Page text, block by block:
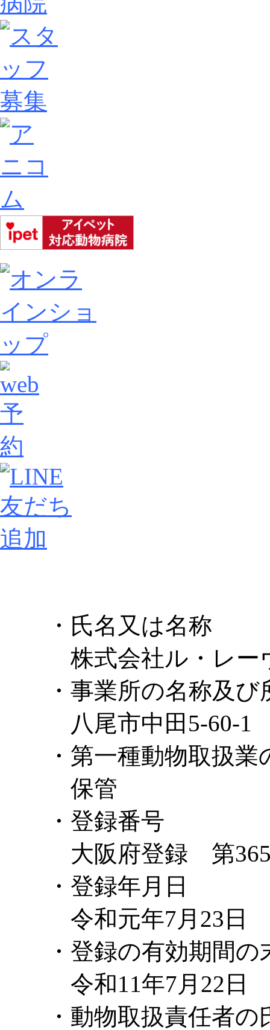
・氏名又は名称
株式会社ル・レー
・事業所の名称及び
八尾市中田5-60-1
・第一種動物取扱業
保管
・登録番号
大阪府登録 第
・登録年月日
令和元年7月23日
・登録の有効期間の
令和11年7月22日
・動物取扱責任者の